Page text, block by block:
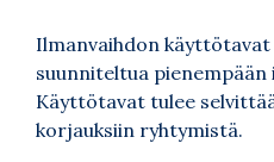
Ilmanvaihdon käyttötavat
suunniteltua pienempään
Käyttötavat tulee
korjauksiin ryhtymistä.